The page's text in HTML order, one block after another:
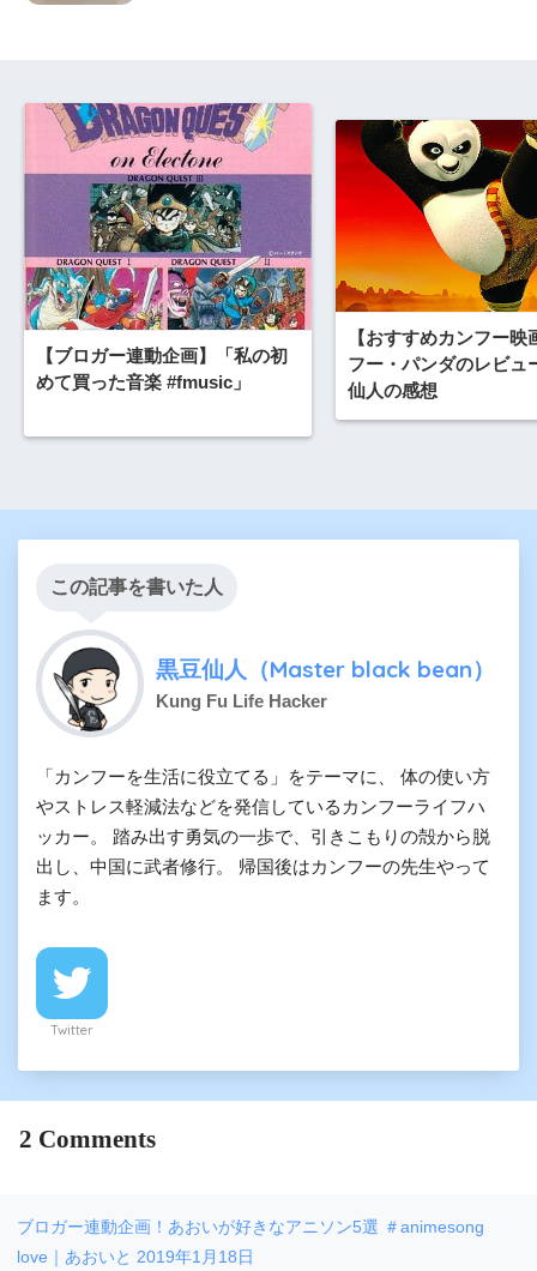
【ブロガー連動企画】「私の初
めて買った音楽 #fmusic」
【おすすめカンフー映
フー・パンダのレビュ
仙人の感想
この記事を書いた人
黒豆仙人（Master black bean）
Kung Fu Life Hacker
「カンフーを生活に役立てる」をテーマに、 体の使い方
やストレス軽減法などを発信しているカンフーライフハ
ッカー。 踏み出す勇気の一歩で、引きこもりの殻から脱
出し、中国に武者修行。 帰国後はカンフーの先生やって
ます。
Twitter
2 Comments
ブロガー連動企画！あおいが好きなアニソン5選 ＃animesong
love｜あおいと 2019年1月18日